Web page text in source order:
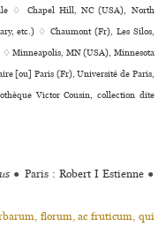
♢ Chapel Hill, NC (USA), North
etc.) ♢ Chaumont (Fr), Les Silos,
♢ Minneapolis, MN (USA), Minnesota
[ou] Paris (Fr), Université de Paris,
Victor Cousin, collection dite
● Paris : Robert I Estienne ●
florum, ac fruticum, qui